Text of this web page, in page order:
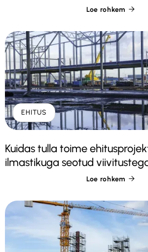
Loe rohkem 
EHITUS
Kuidas tulla toime
ilmastikuga seotud
Loe rohkem 